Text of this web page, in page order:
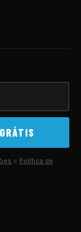
e Política de